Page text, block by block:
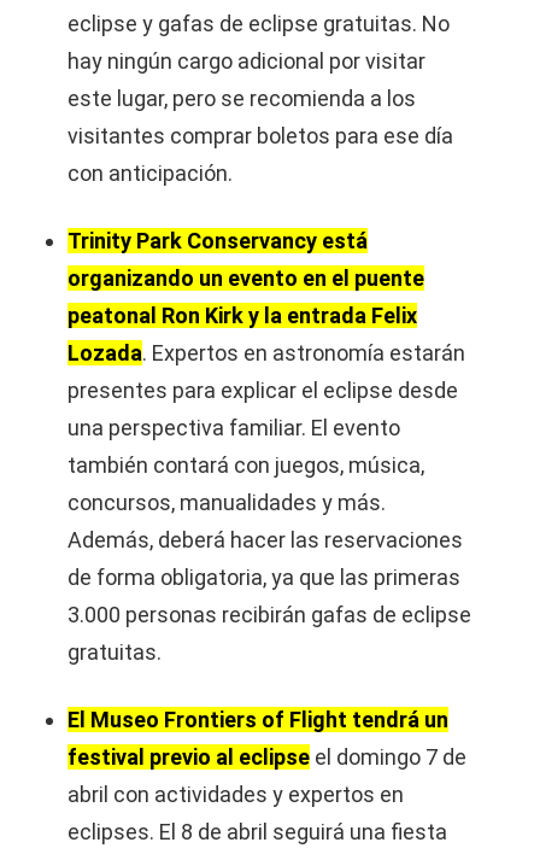
eclipse y gafas de eclipse gratuitas. No
hay ningún cargo adicional por visitar
este lugar, pero se recomienda a los
visitantes comprar boletos para ese día
con anticipación.
Trinity Park Conservancy está
organizando un evento en el puente
peatonal Ron Kirk y la entrada Felix
Lozada. Expertos en astronomía estarán
presentes para explicar el eclipse desde
una perspectiva familiar. El evento
también contará con juegos, música,
concursos, manualidades y más.
Además, deberá hacer las reservaciones
de forma obligatoria, ya que las primeras
3.000 personas recibirán gafas de eclipse
gratuitas.
El Museo Frontiers of Flight tendrá un
festival previo al eclipse el domingo 7 de
abril con actividades y expertos en
eclipses. El 8 de abril seguirá una fiesta